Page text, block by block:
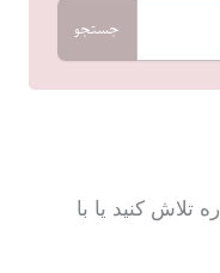
جستجو
تلاش کنید یا با